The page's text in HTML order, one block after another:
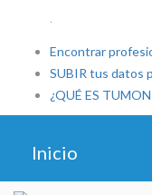
Encontrar
SUBIR tus datos
¿QUÉ ES
Inicio